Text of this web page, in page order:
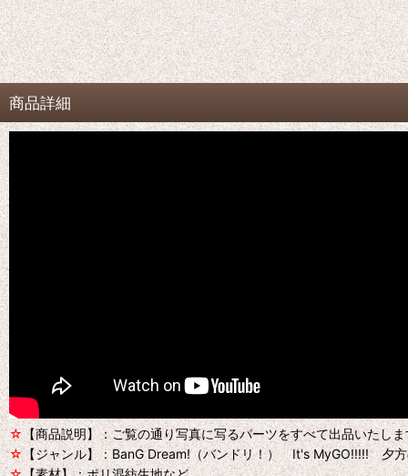
商品詳細
☆【商品説明】：ご覧の通り写真に写るパーツをすべて出品いたし
☆【ジャンル】：BanG Dream!（バンドリ！） It's MyGO!!!!!